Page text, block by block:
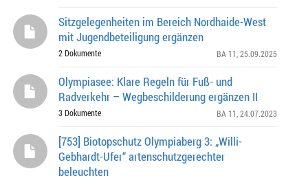
Sitzgelegenheiten im Bereich Nordhaide-West
mit Jugendbeteiligung ergänzen
2 Dokumente BA 11 , 25.09.2025
Olympiasee: Klare Regeln für Fuß- und
Radverkehr – Wegbeschilderung ergänzen II
3 Dokumente BA 11 , 24.07.2023
[753] Biotopschutz Olympiaberg 3: „Willi-
Gebhardt-Ufer“ artenschutzgerechter
beleuchten